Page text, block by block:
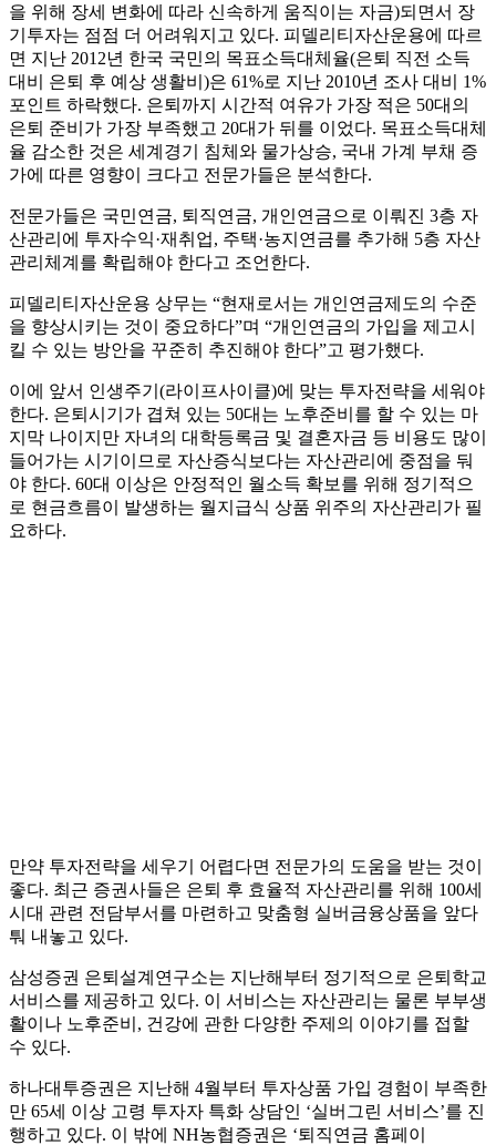
을 위해 장세 변화에 따라 신속하게 움직이는 자금)되면서 장
기투자는 점점 더 어려워지고 있다. 피델리티자산운용에 따르
면 지난 2012년 한국 국민의 목표소득대체율(은퇴 직전 소득
대비 은퇴 후 예상 생활비)은 61%로 지난 2010년 조사 대비 1%
포인트 하락했다. 은퇴까지 시간적 여유가 가장 적은 50대의
은퇴 준비가 가장 부족했고 20대가 뒤를 이었다. 목표소득대체
율 감소한 것은 세계경기 침체와 물가상승, 국내 가계 부채 증
가에 따른 영향이 크다고 전문가들은 분석한다.
전문가들은 국민연금, 퇴직연금, 개인연금으로 이뤄진 3층 자
산관리에 투자수익·재취업, 주택·농지연금를 추가해 5층 자산
관리체계를 확립해야 한다고 조언한다.
피델리티자산운용 상무는 “현재로서는 개인연금제도의 수준
을 향상시키는 것이 중요하다”며 “개인연금의 가입을 제고시
킬 수 있는 방안을 꾸준히 추진해야 한다”고 평가했다.
이에 앞서 인생주기(라이프사이클)에 맞는 투자전략을 세워야
한다. 은퇴시기가 겹쳐 있는 50대는 노후준비를 할 수 있는 마
지막 나이지만 자녀의 대학등록금 및 결혼자금 등 비용도 많이
들어가는 시기이므로 자산증식보다는 자산관리에 중점을 둬
야 한다. 60대 이상은 안정적인 월소득 확보를 위해 정기적으
로 현금흐름이 발생하는 월지급식 상품 위주의 자산관리가 필
요하다.
만약 투자전략을 세우기 어렵다면 전문가의 도움을 받는 것이
좋다. 최근 증권사들은 은퇴 후 효율적 자산관리를 위해 100세
시대 관련 전담부서를 마련하고 맞춤형 실버금융상품을 앞다
퉈 내놓고 있다.
삼성증권 은퇴설계연구소는 지난해부터 정기적으로 은퇴학교
서비스를 제공하고 있다. 이 서비스는 자산관리는 물론 부부생
활이나 노후준비, 건강에 관한 다양한 주제의 이야기를 접할
수 있다.
하나대투증권은 지난해 4월부터 투자상품 가입 경험이 부족한
만 65세 이상 고령 투자자 특화 상담인 ‘실버그린 서비스’를 진
행하고 있다. 이 밖에 NH농협증권은 ‘퇴직연금 홈페이